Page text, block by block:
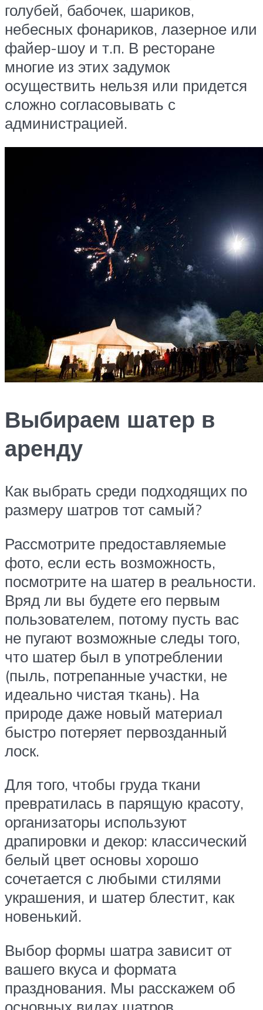
голубей, бабочек, шариков,
небесных фонариков, лазерное или
файер-шоу и т.п. В ресторане
многие из этих задумок
осуществить нельзя или придется
сложно согласовывать с
администрацией.
Выбираем шатер в
аренду
Как выбрать среди подходящих по
размеру шатров тот самый?
Рассмотрите предоставляемые
фото, если есть возможность,
посмотрите на шатер в реальности.
Вряд ли вы будете его первым
пользователем, потому пусть вас
не пугают возможные следы того,
что шатер был в употреблении
(пыль, потрепанные участки, не
идеально чистая ткань). На
природе даже новый материал
быстро потеряет первозданный
лоск.
Для того, чтобы груда ткани
превратилась в парящую красоту,
организаторы используют
драпировки и декор: классический
белый цвет основы хорошо
сочетается с любыми стилями
украшения, и шатер блестит, как
новенький.
Выбор формы шатра зависит от
вашего вкуса и формата
празднования. Мы расскажем об